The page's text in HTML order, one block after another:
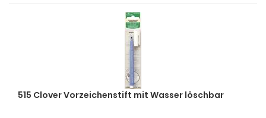
515 Clover Vorzeichenstift mit Wasser löschbar